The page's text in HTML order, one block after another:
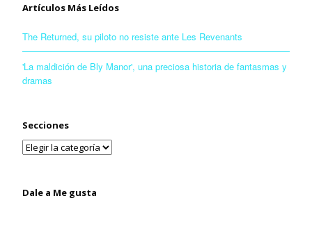
Artículos Más Leídos
The Returned, su piloto no resiste ante Les Revenants
'La maldición de Bly Manor', una preciosa historia de fantasmas y
dramas
Secciones
Dale a Me gusta